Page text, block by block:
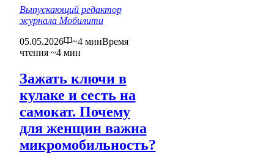
Выпускающий редактор
журнала Мобилити
05.05.2026
~4 минВремя
чтения ~4 мин
Зажать ключи в
кулаке и сесть на
самокат. Почему
для женщин важна
микромобильность?